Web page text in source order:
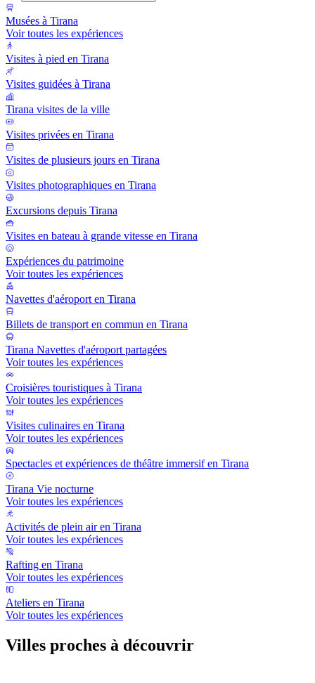
Musées à Tirana
Voir toutes les expériences
Visites à pied en Tirana
Visites guidées à Tirana
Tirana visites de la ville
Visites privées en Tirana
Visites de plusieurs jours en Tirana
Visites photographiques en Tirana
Excursions depuis Tirana
Visites en bateau à grande vitesse en Tirana
Expériences du patrimoine
Voir toutes les expériences
Navettes d'aéroport en Tirana
Billets de transport en commun en Tirana
Tirana Navettes d'aéroport partagées
Voir toutes les expériences
Croisières touristiques à Tirana
Voir toutes les expériences
Visites culinaires en Tirana
Voir toutes les expériences
Spectacles et expériences de théâtre immersif en Tirana
Tirana Vie nocturne
Voir toutes les expériences
Activités de plein air en Tirana
Voir toutes les expériences
Rafting en Tirana
Voir toutes les expériences
Ateliers en Tirana
Voir toutes les expériences
Villes proches à découvrir